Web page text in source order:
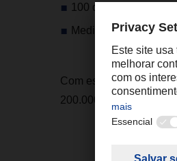
100 docas de carga,
Medidas de
Com este novo centro,
200.000 toneladas de